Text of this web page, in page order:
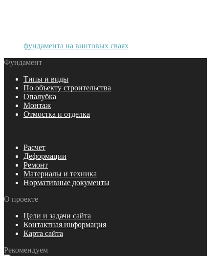
фундамента на винтовых сваях
Фундамент
Типы и виды
По объекту строительства
Опалубка
Монтаж
Отмостка и отделка
Расчет
Деформации
Ремонт
Материалы и техника
Нормативные документы
О проекте
Цели и задачи сайта
Контактная информация
Карта сайта
Рекомендуем